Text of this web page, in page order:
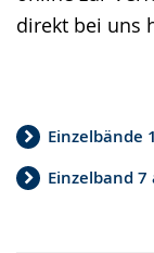
direkt bei uns
Einzelbände
Einzelband 7